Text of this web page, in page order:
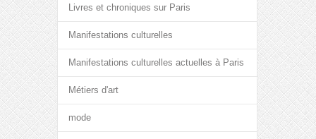
Livres et chroniques sur Paris
Manifestations culturelles
Manifestations culturelles actuelles à Paris
Métiers d'art
mode